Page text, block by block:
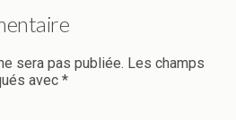
sera pas publiée. Les champs
avec *